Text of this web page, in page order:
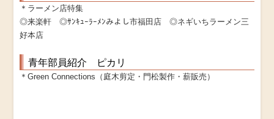
＊ラーメン店特集
◎来楽軒 ◎ｻﾝｷｭｰﾗｰﾒﾝみよし市福田店 ◎ネギいちラーメン三
好本店
青年部員紹介 ピカリ
＊Green Connections（庭木剪定・門松製作・薪販売）